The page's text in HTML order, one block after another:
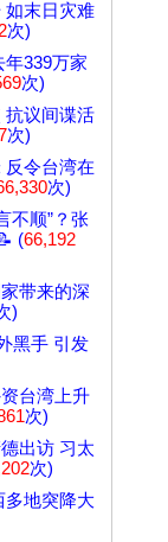
如末日灾难
次)
年339万家
次)
抗议间谍活
次)
反令台湾在
次)
不顺”？张
(66,192
带来的深
)
黑手 引发
台湾上升
次)
出访 习太
次)
多地突降大